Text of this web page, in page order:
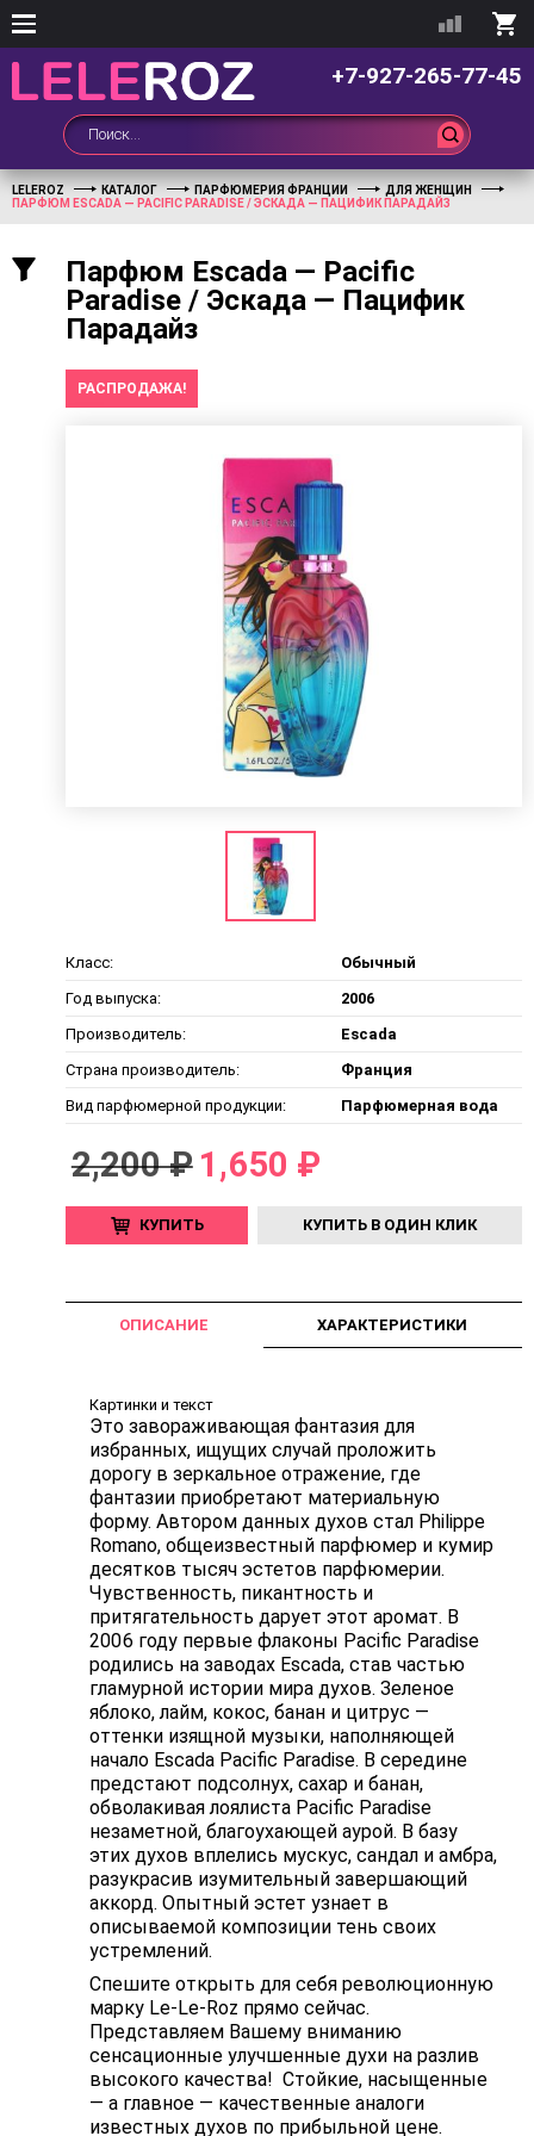
+7-927-265-77-45
LELEROZ КАТАЛОГ ПАРФЮМЕРИЯ ФРАНЦИИ
ДЛЯ ЖЕНЩИН
ПАРФЮМ ESCADA — PACIFIC PARADISE / ЭСКАДА — ПАЦИФИК ПАРАДАЙЗ
Парфюм Escada — Pacific
Paradise / Эскада — Пацифик
Парадайз
РАСПРОДАЖА!
Класс:
Обычный
Год выпуска:
2006
Производитель:
Escada
Страна производитель:
Франция
Вид парфюмерной продукции:
Парфюмерная вода
2,200 ₽ 1,650 ₽
КУПИТЬ КУПИТЬ В ОДИН КЛИК
ОПИСАНИЕ ХАРАКТЕРИСТИКИ
Картинки и текст
Это завораживающая фантазия для
избранных, ищущих случай проложить
дорогу в зеркальное отражение, где
фантазии приобретают материальную
форму. Автором данных духов стал Philippe
Romano, общеизвестный парфюмер и кумир
десятков тысяч эстетов парфюмерии.
Чувственность, пикантность и
притягательность дарует этот аромат. В
2006 году первые флаконы Pacific Paradise
родились на заводах Escada, став частью
гламурной истории мира духов. Зеленое
яблоко, лайм, кокос, банан и цитрус —
оттенки изящной музыки, наполняющей
начало Escada Pacific Paradise. В середине
предстают подсолнух, сахар и банан,
обволакивая лоялиста Pacific Paradise
незаметной, благоухающей аурой. В базу
этих духов вплелись мускус, сандал и амбра,
разукрасив изумительный завершающий
аккорд. Опытный эстет узнает в
описываемой композиции тень своих
устремлений.
Спешите открыть для себя революционную
марку Le-Le-Roz прямо сейчас.
Представляем Вашему вниманию
сенсационные улучшенные духи на разлив
высокого качества! Стойкие, насыщенные
— а главное — качественные аналоги
известных духов по прибыльной цене.